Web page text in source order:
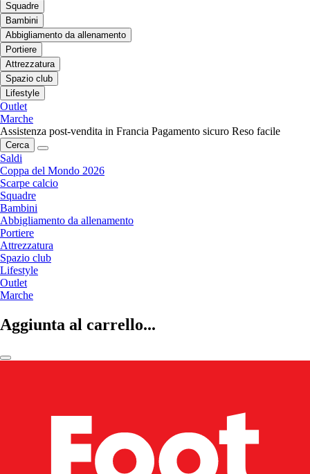
Squadre
Bambini
Abbigliamento da allenamento
Portiere
Attrezzatura
Spazio club
Lifestyle
Outlet
Marche
Assistenza post-vendita in Francia Pagamento sicuro Reso facile
Cerca
Saldi
Coppa del Mondo 2026
Scarpe calcio
Squadre
Bambini
Abbigliamento da allenamento
Portiere
Attrezzatura
Spazio club
Lifestyle
Outlet
Marche
Aggiunta al carrello...